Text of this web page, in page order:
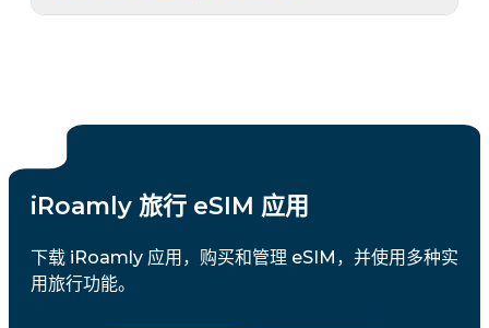
iRoamly 旅行 eSIM 应用
下载 iRoamly 应用，购买和管理 eSIM，并使用多种实
用旅行功能。